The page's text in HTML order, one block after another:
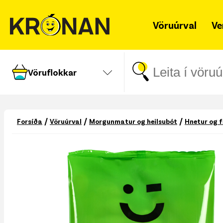
Vöruúrval
Vöruflokkar
Forsíða / Vöruúrval / Morgunmatur og heilsubót / Hnetur og